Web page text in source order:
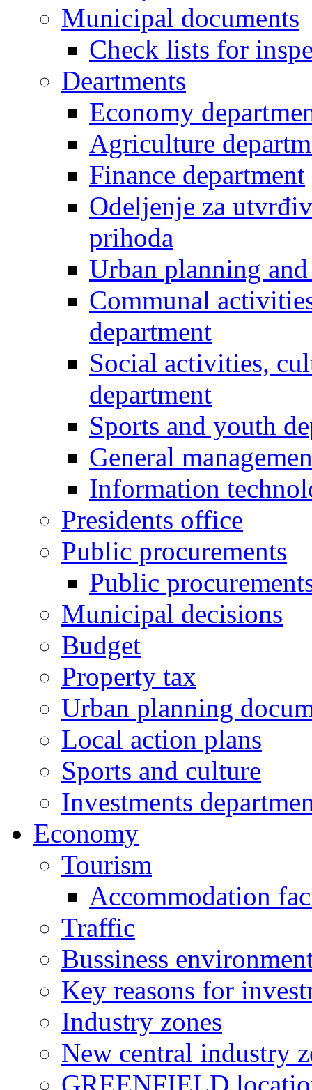
Municipal documents
Check lists for
Deartments
Economy
Agriculture
Finance department
Odeljenje za
prihoda
Urban planning
Communal
department
Social activities,
department
Sports and youth
General
Information
Presidents office
Public procurements
Public
Municipal decisions
Budget
Property tax
Urban planning
Local action plans
Sports and culture
Investments
Economy
Tourism
Accommodation
Traffic
Bussiness
Key reasons for
Industry zones
New central industry
GREENFIELD